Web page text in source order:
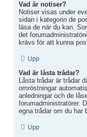
Vad är notiser?
Notiser visas under
sidan i kategorin de
läsa de när du kan.
det
krävs för att kunna
Upp
Vad är låsta trådar?
Låsta trådar är trådar
omröstningar
anledningar och de
forumadministratörer.
egna trådar om du har
Upp